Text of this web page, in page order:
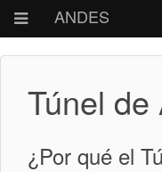
ANDES
Túnel
¿Por qué el